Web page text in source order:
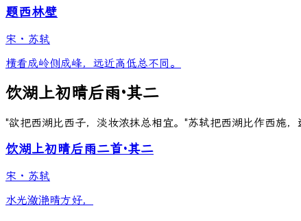
题西林壁
宋 · 苏轼
横看成岭侧成峰，远近高低总不同。
饮湖上初晴后雨·其二
"欲把西湖比西子，淡妆浓抹总相宜。"苏轼把西湖比作西施
饮湖上初晴后雨二首·其二
宋 · 苏轼
水光潋滟晴方好，